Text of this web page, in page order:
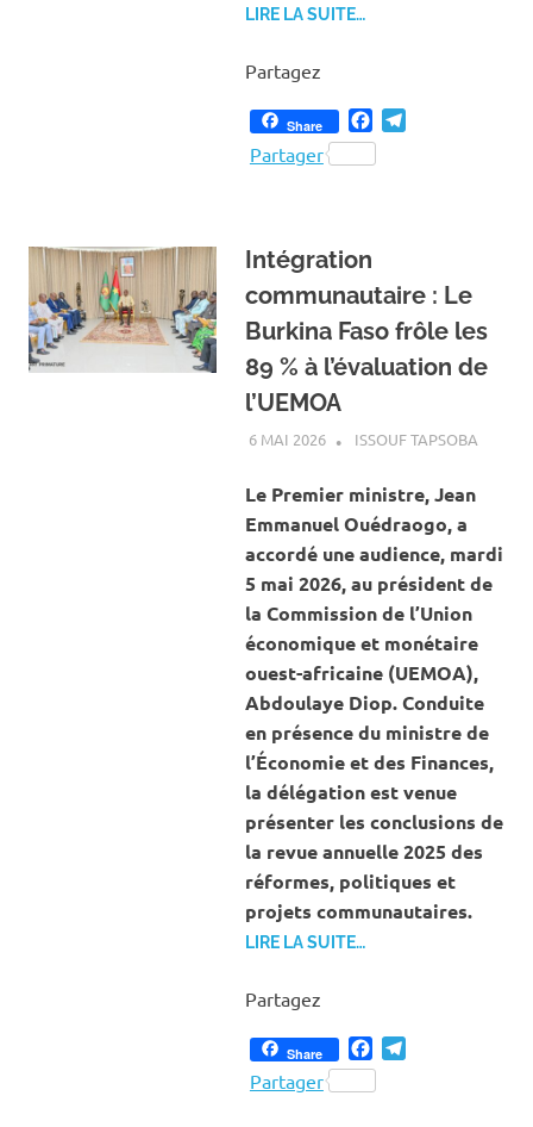
LIRE LA SUITE…
Partagez
Share Facebook
Partager
Intégration
communautaire : Le
Burkina Faso frôle les
89 % à l’évaluation de
l’UEMOA
6 MAI 2026 ISSOUF TAPSOBA
Le Premier ministre, Jean
Emmanuel Ouédraogo, a
accordé une audience, mardi
5 mai 2026, au président de
la Commission de l’Union
économique et monétaire
ouest-africaine (UEMOA),
Abdoulaye Diop. Conduite
en présence du ministre de
l’Économie et des Finances,
la délégation est venue
présenter les conclusions de
la revue annuelle 2025 des
réformes, politiques et
projets communautaires.
LIRE LA SUITE…
Partagez
Share Facebook
Partager